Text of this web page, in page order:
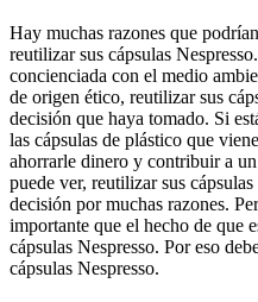
Hay muchas razones que
reutilizar sus cápsulas
concienciada con el medio
de origen ético, reutilizar sus
decisión que haya tomado. Si
las cápsulas de plástico que
ahorrarle dinero y contribuir a
puede ver, reutilizar sus
decisión por muchas razones.
importante que el hecho de que
cápsulas Nespresso. Por eso
cápsulas Nespresso.